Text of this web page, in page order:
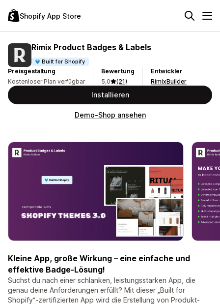
Shopify App Store
Rimix Product Badges & Labels
Built for Shopify
Preisgestaltung
Kostenloser Plan verfügbar
Bewertung
5,0
(21)
Entwickler
RimixBuilder
Installieren
Demo-Shop ansehen
Kleine App, große Wirkung – eine einfache und
effektive Badge-Lösung!
Suchst du nach einer schlanken, leistungsstarken App, die
genau deine Anforderungen erfüllt? Mit dieser „Built for
Shopify“-zertifizierten App wird die Erstellung von Produkt-